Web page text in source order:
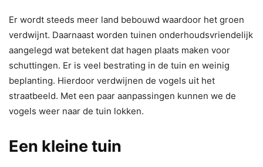
Er wordt steeds meer land bebouwd waardoor het groen
verdwijnt. Daarnaast worden tuinen onderhoudsvriendelijk
aangelegd wat betekent dat hagen plaats maken voor
schuttingen. Er is veel bestrating in de tuin en weinig
beplanting. Hierdoor verdwijnen de vogels uit het
straatbeeld. Met een paar aanpassingen kunnen we de
vogels weer naar de tuin lokken.
Een kleine tuin